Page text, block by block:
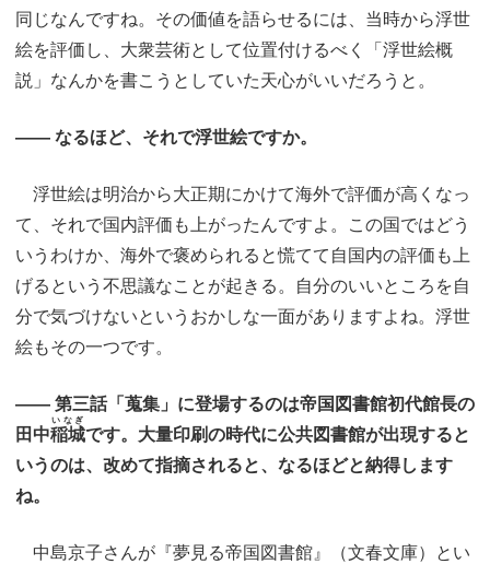
同じなんですね。その価値を語らせるには、当時から浮世
絵を評価し、大衆芸術として位置付けるべく「浮世絵概
説」なんかを書こうとしていた天心がいいだろうと。
―― なるほど、それで浮世絵ですか。
浮世絵は明治から大正期にかけて海外で評価が高くなっ
て、それで国内評価も上がったんですよ。この国ではどう
いうわけか、海外で褒められると慌てて自国内の評価も上
げるという不思議なことが起きる。自分のいいところを自
分で気づけないというおかしな一面がありますよね。浮世
絵もその一つです。
―― 第三話「蒐集」に登場するのは帝国図書館初代館長の
田中稲城
いなぎ
です。大量印刷の時代に公共図書館が出現すると
いうのは、改めて指摘されると、なるほどと納得します
ね。
中島京子さんが『夢見る帝国図書館』（文春文庫）とい